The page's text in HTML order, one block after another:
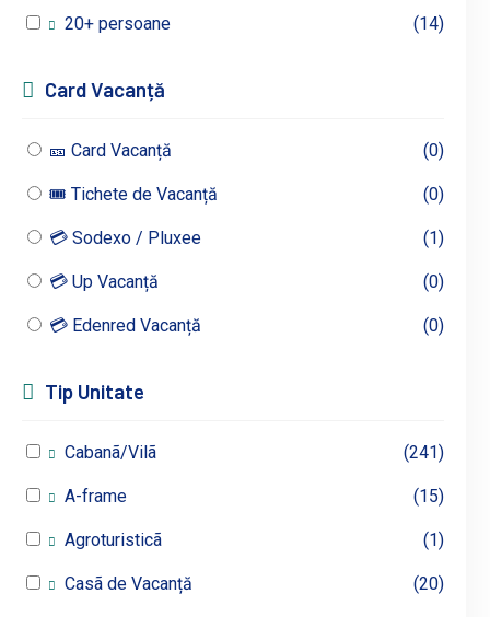
20+ persoane (14)
Card Vacanță
🎫 Card Vacanță (0)
🎟 Tichete de Vacanță (0)
💳 Sodexo / Pluxee (1)
💳 Up Vacanță (0)
💳 Edenred Vacanță (0)
Tip Unitate
Cabanã/Vilã (241)
A-frame (15)
Agroturisticã (1)
Casã de Vacanță (20)